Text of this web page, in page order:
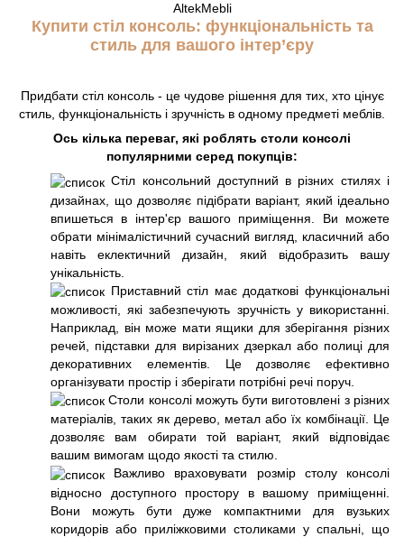
Купити стіл консоль: функціональність та
стиль для вашого інтер’єру
Придбати стіл консоль - це чудове рішення для тих, хто цінує
стиль, функціональність і зручність в одному предметі меблів.
Ось кілька переваг, які роблять столи консолі
популярними серед покупців:
Стіл консольний доступний в різних стилях і
дизайнах, що дозволяє підібрати варіант, який ідеально
впишеться в інтер'єр вашого приміщення. Ви можете
обрати мінімалістичний сучасний вигляд, класичний або
навіть еклектичний дизайн, який відобразить вашу
унікальність.
Приставний стіл має додаткові функціональні
можливості, які забезпечують зручність у використанні.
Наприклад, він може мати ящики для зберігання різних
речей, підставки для вирізаних дзеркал або полиці для
декоративних елементів. Це дозволяє ефективно
організувати простір і зберігати потрібні речі поруч.
Столи консолі можуть бути виготовлені з різних
матеріалів, таких як дерево, метал або їх комбінації. Це
дозволяє вам обирати той варіант, який відповідає
вашим вимогам щодо якості та стилю.
Важливо враховувати розмір столу консолі
відносно доступного простору в вашому приміщенні.
Вони можуть бути дуже компактними для вузьких
коридорів або приліжковими столиками у спальні, що